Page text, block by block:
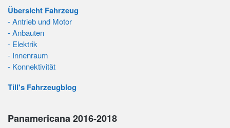
Übersicht Fahrzeug
- Antrieb und Motor
- Anbauten
- Elektrik
- Innenraum
- Konnektivität
Till's Fahrzeugblog
Panamericana 2016-2018